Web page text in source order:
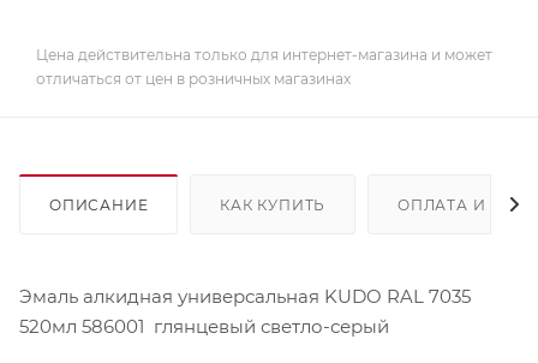
Цена действительна только для интернет-магазина и может
отличаться от цен в розничных магазинах
ОПИСАНИЕ КАК КУПИТЬ ОПЛАТА И
Эмаль алкидная универсальная KUDO RAL 7035
520мл 586001 глянцевый светло-серый